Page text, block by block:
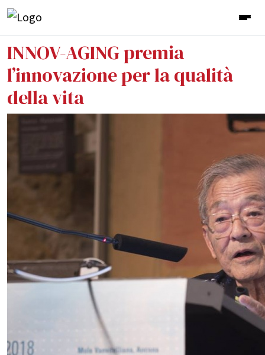
INNOV-AGING premia
l’innovazione per la qualità
della vita